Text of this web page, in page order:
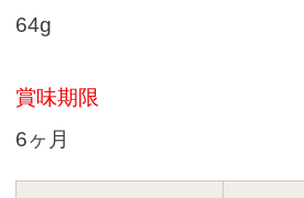
64g
賞味期限
6ヶ月